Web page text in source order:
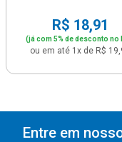
R$ 18,91
(já com 5% de desconto no
ou em até 1x de R$
Entre em